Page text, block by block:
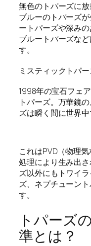
無色のトパーズに
ブルーのトパーズ
ートパーズや深み
ブルートパーズな
す。
ミスティックトパ
1998年の宝石フェ
トパーズ。万華鏡
ズは瞬く間に世界中
これはPVD（物理
処理により生み出
ズ以外にもトワイ
ズ、ネプチューン
す。
トパーズ
準とは？